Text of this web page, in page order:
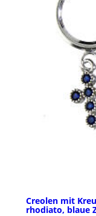
Creolen mit
rhodiato, blaue